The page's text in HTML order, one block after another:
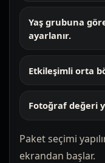
Yaş grubuna
ayarlanır.
Etkileşimli orta
Fotoğraf değeri
Paket seçimi
ekrandan başlar.